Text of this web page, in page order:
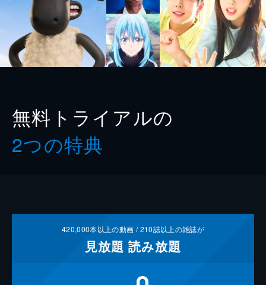
無料トライアルの
2つの特典
420,000本以上の動画 /210誌以上の雑誌が
見放題 読み放題